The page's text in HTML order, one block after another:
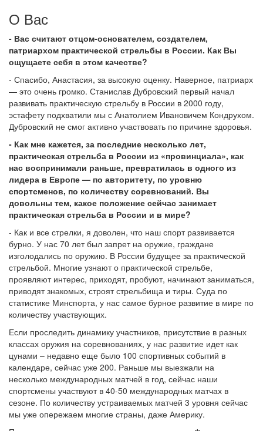
О Вас
- Вас считают отцом-основателем, создателем,
патриархом практической стрельбы в России. Как Вы
ощущаете себя в этом качестве?
- Спасибо, Анастасия, за высокую оценку. Наверное, патриарх
— это очень громко. Станислав Дубровский первый начал
развивать практическую стрельбу в России в 2000 году,
эстафету подхватили мы с Анатолием Ивановичем Кондрухом.
Дубровский не смог активно участвовать по причине здоровья.
- Как мне кажется, за последние несколько лет,
практическая стрельба в России из «провинциала», как
нас воспринимали раньше, превратилась в одного из
лидера в Европе — по авторитету, по уровню
спортсменов, по количеству соревнований. Вы
довольны тем, какое положение сейчас занимает
практическая стрельба в России и в мире?
- Как и все стрелки, я доволен, что наш спорт развивается
бурно. У нас 70 лет был запрет на оружие, граждане
изголодались по оружию. В России будущее за практической
стрельбой. Многие узнают о практической стрельбе,
проявляют интерес, приходят, пробуют, начинают заниматься,
приводят знакомых, строят стрельбища и тиры. Суда по
статистике Минспорта, у нас самое бурное развитие в мире по
количеству участвующих.
Если проследить динамику участников, присутствие в разных
классах оружия на соревнованиях, у нас развитие идет как
цунами – недавно еще было 100 спортивных событий в
календаре, сейчас уже 200. Раньше мы выезжали на
несколько международных матчей в год, сейчас наши
спортсмены участвуют в 40-50 международных матчах в
сезоне. По количеству устраиваемых матчей 3 уровня сейчас
мы уже опережаем многие страны, даже Америку.